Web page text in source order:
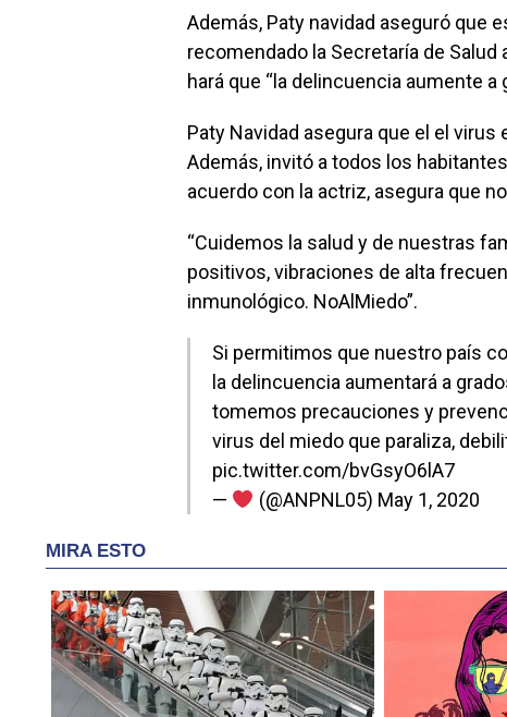
Además, Paty navidad aseguró que
recomendado la Secretaría de
hará que “la delincuencia aumente a
Paty Navidad asegura que el el virus
Además, invitó a todos los
acuerdo con la actriz, asegura que
“Cuidemos la salud y de nuestras
positivos, vibraciones de alta
inmunológico. NoAlMiedo”.
Si permitimos que nuestro país
la delincuencia aumentará a
tomemos precauciones y
virus del miedo que paraliza,
pic.twitter.com/bvGsyO6lA7
—
(@ANPNL05) May 1, 2020